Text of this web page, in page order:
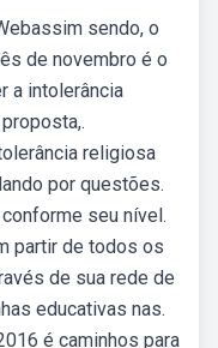
sendo, o
de novembro é o
a intolerância
religiosa
por questões.
seu nível.
partir de todos os
de sua rede de
educativas nas.
é caminhos para